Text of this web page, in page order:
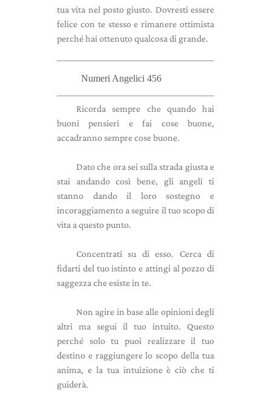
tua vita nel posto giusto. Dovresti essere
felice con te stesso e rimanere ottimista
perché hai ottenuto qualcosa di grande.
Numeri Angelici 456
Ricorda sempre che quando hai
buoni pensieri e fai cose buone,
accadranno sempre cose buone.
Dato che ora sei sulla strada giusta e
stai andando così bene, gli angeli ti
stanno dando il loro sostegno e
incoraggiamento a seguire il tuo scopo di
vita a questo punto.
Concentrati su di esso. Cerca di
fidarti del tuo istinto e attingi al pozzo di
saggezza che esiste in te.
Non agire in base alle opinioni degli
altri ma segui il tuo intuito. Questo
perché solo tu puoi realizzare il tuo
destino e raggiungere lo scopo della tua
anima, e la tua intuizione è ciò che ti
guiderà.